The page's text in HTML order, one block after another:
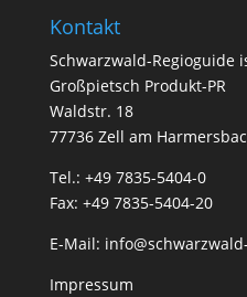
Kontakt
Schwarzwald-Regioguide
Großpietsch Produkt-PR
Waldstr. 18
77736 Zell am
Tel.: +49 7835-5404-0
Fax: +49 7835-5404-20
E-Mail:
Impressum